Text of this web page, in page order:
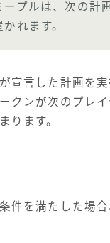
ープルは、次の計
れます。
宣言した計画を
クンが次のプレイ
ります。
件を満たした場